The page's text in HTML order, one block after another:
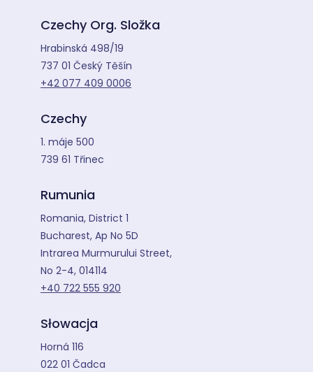
Czechy Org. Složka
Hrabinská 498/19
737 01 Český Těšín
+42 077 409 0006
Czechy
1. máje 500
739 61 Třinec
Rumunia
Romania, District 1
Bucharest, Ap No 5D
Intrarea Murmurului Street,
No 2-4, 014114
+40 722 555 920
Słowacja
Horná 116
022 01 Čadca